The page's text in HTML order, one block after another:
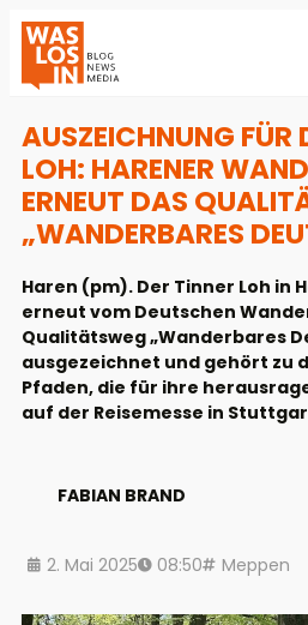
AUSZEICHNUNG FÜR
LOH: HARENER
ERNEUT DAS
„WANDERBARES
Haren (pm). Der Tinner Loh in
erneut vom Deutschen
Qualitätsweg „Wanderbares
ausgezeichnet und gehört zu
Pfaden, die für ihre
auf der Reisemesse in
FABIAN BRAND
2. Mai 2025 08:50 Meppen